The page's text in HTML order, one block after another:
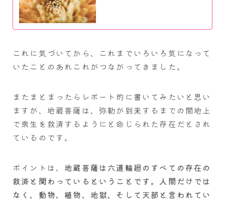
これに気づいてから、これまでいろいろ気になって
いたことのあれこれがつながってきました。
またまとまったらレポート的に書いてみたいと思い
ますが、地蔵菩薩は、弥勒が到来するまでの間地上
で衆生を救済するようにと命じられた存在だとされ
ているのです。
ポイントは、 地蔵菩薩は六道輪廻のすべての存在の
救済と関わっているということです。人間だけでは
なく、動物、植物、地獄、そして天部と言われてい